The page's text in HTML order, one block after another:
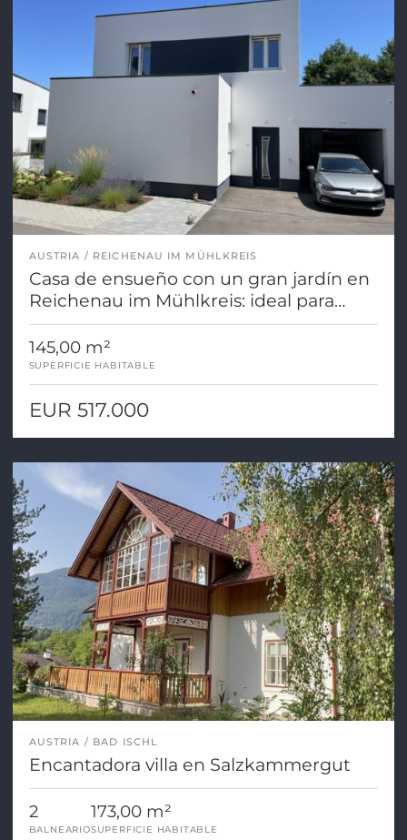
AUSTRIA REICHENAU IM MÜHLKREIS
Casa de ensueño con un gran jardín en
Reichenau im Mühlkreis: ideal para
familias jóvenes.
145,00 m²
SUPERFICIE HABITABLE
EUR 517.000
AUSTRIA BAD ISCHL
Encantadora villa en Salzkammergut
2
BALNEARIO
173,00 m²
SUPERFICIE HABITABLE